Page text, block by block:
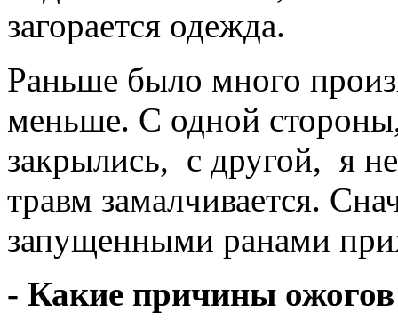
загорается одежда.
Раньше было много
меньше. С одной
закрылись, с другой, я
травм замалчивается.
запущенными ранами
- Какие причины